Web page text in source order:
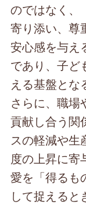
のではなく、
寄り添い、尊
安心感を与え
であり、子ど
える基盤とな
さらに、職場
貢献し合う関
スの軽減や生
度の上昇に寄
愛を「得るも
して捉えると